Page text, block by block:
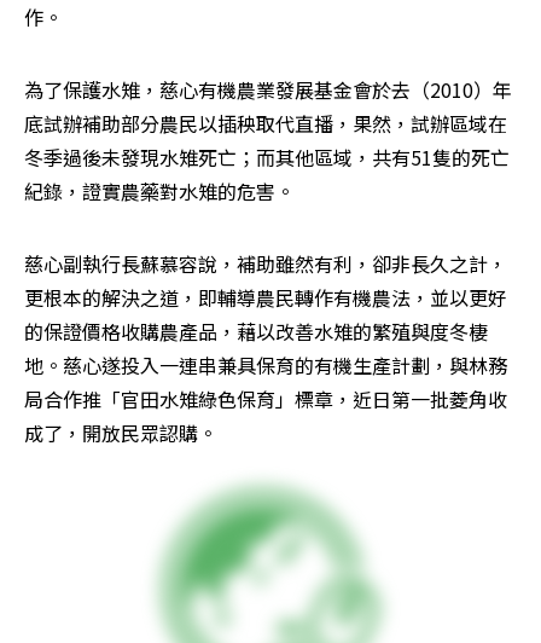
作。
為了保護水雉，慈心有機農業發展基金會於去（2010）年
底試辦補助部分農民以插秧取代直播，果然，試辦區域在
冬季過後未發現水雉死亡；而其他區域，共有51隻的死亡
紀錄，證實農藥對水雉的危害。
慈心副執行長蘇慕容說，補助雖然有利，卻非長久之計，
更根本的解決之道，即輔導農民轉作有機農法，並以更好
的保證價格收購農產品，藉以改善水雉的繁殖與度冬棲
地。慈心遂投入一連串兼具保育的有機生產計劃，與林務
局合作推「官田水雉綠色保育」標章，近日第一批菱角收
成了，開放民眾認購。